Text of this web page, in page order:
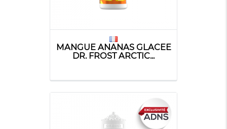
MANGUE ANANAS GLACEE
DR. FROST ARCTIC...